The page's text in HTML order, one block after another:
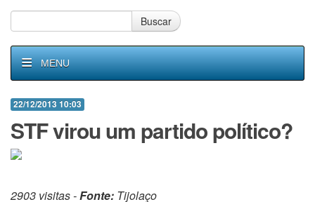
Buscar
MENU
22/12/2013 10:03
STF virou um partido político?
2903 visitas -Fonte: Tijolaço